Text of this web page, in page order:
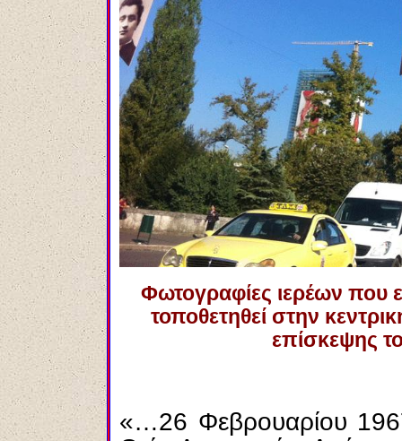
Φωτογραφίες ιερέων που
τοποθετηθεί στην
επίσκεψης
«…26 Φεβρουαρίου